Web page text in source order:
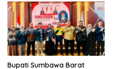
Bupati Sumbawa Barat